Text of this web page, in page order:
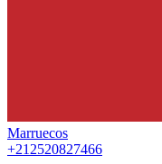
Marruecos
+212520827466